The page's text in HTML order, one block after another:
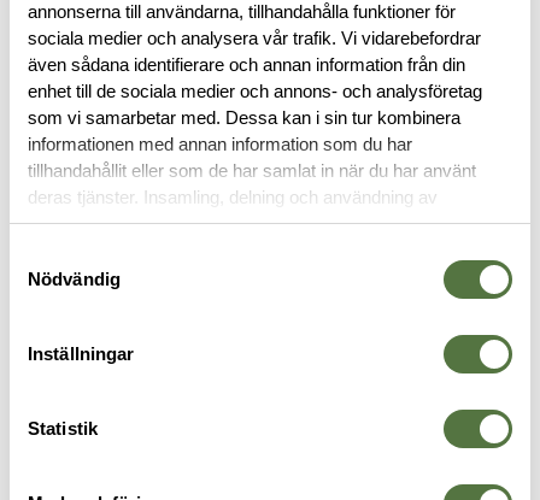
annonserna till användarna, tillhandahålla funktioner för
sociala medier och analysera vår trafik. Vi vidarebefordrar
även sådana identifierare och annan information från din
enhet till de sociala medier och annons- och analysföretag
som vi samarbetar med. Dessa kan i sin tur kombinera
informationen med annan information som du har
tillhandahållit eller som de har samlat in när du har använt
deras tjänster. Insamling, delning och användning av
personuppgifter kan användas för personalisering av
Nödvändig
Inställningar
Statistik
RECENSIONER
OM VARUMÄRKET
RYGGSÄCKAR